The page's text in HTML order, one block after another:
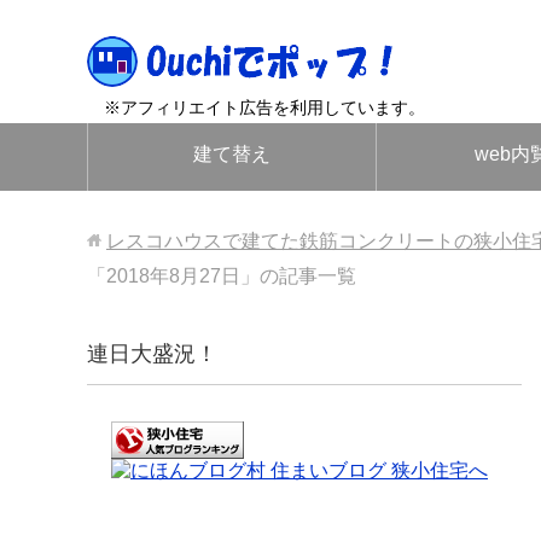
※アフィリエイト広告を利用しています。
建て替え web内
レスコハウスで建てた鉄筋コンクリートの狭小住
「2018年8月27日」の記事一覧
連日大盛況！